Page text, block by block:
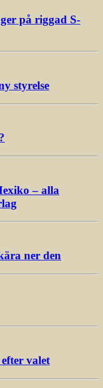
på riggad S-
styrelse
– alla
ner den
valet